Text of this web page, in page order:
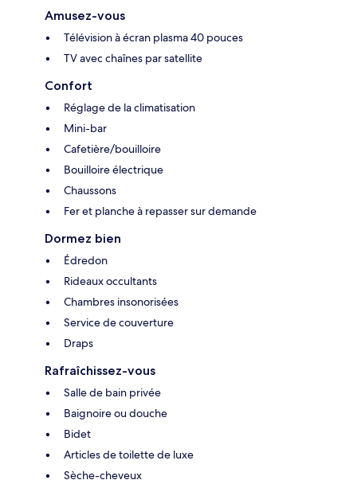
Amusez-vous
Télévision à écran plasma 40 pouces
TV avec chaînes par satellite
Confort
Réglage de la climatisation
Mini-bar
Cafetière/bouilloire
Bouilloire électrique
Chaussons
Fer et planche à repasser sur demande
Dormez bien
Édredon
Rideaux occultants
Chambres insonorisées
Service de couverture
Draps
Rafraîchissez-vous
Salle de bain privée
Baignoire ou douche
Bidet
Articles de toilette de luxe
Sèche-cheveux